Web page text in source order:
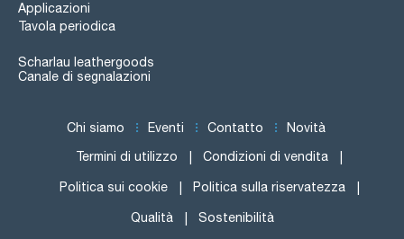
Applicazioni
Tavola periodica
Scharlau leathergoods
Canale di segnalazioni
Chi siamo Eventi Contatto Novità
Termini di utilizzo Condizioni di vendita
Politica sui cookie Politica sulla riservatezza
Qualità Sostenibilità